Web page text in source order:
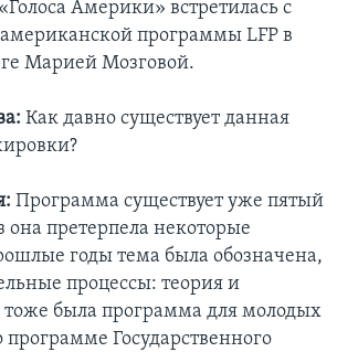
Америки» встретилась с
программы LFP в
Марией Мозговой.
Как давно существует данная
Программа существует уже пятый
она претерпела некоторые
годы тема была обозначена,
процессы: теория и
тоже была программа для молодых
программе Государственного